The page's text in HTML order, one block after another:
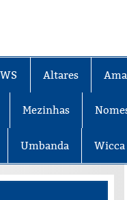
Altares
Mezinhas
Umbanda Wicca